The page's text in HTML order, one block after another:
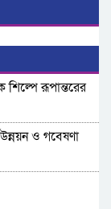
শিল্পে রূপান্তরের
ও গবেষণা